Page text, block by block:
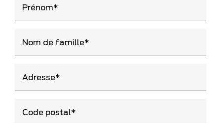
Prénom
Nom de famille
Adresse
Code postal